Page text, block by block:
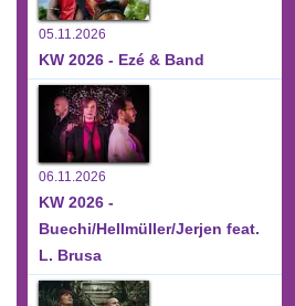
05.11.2026
KW 2026 - Ezé & Band
06.11.2026
KW 2026 -
Buechi/Hellmüller/Jerjen feat.
L. Brusa